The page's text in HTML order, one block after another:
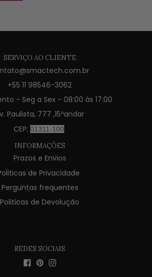
SERVIÇO AO CLIENTE
+55 11 98546-3062
- Seg a Sex - 08:00 às 17:00
Paulista, 777 ,15ºandar
CEP: 01311-100
INFORMAÇÕES
Prazos e Envios
de Privacidade
Perguntas frequentes
Politicas de Devolução
REDES SOCIAIS
Facebook
Pinterest
Instagram